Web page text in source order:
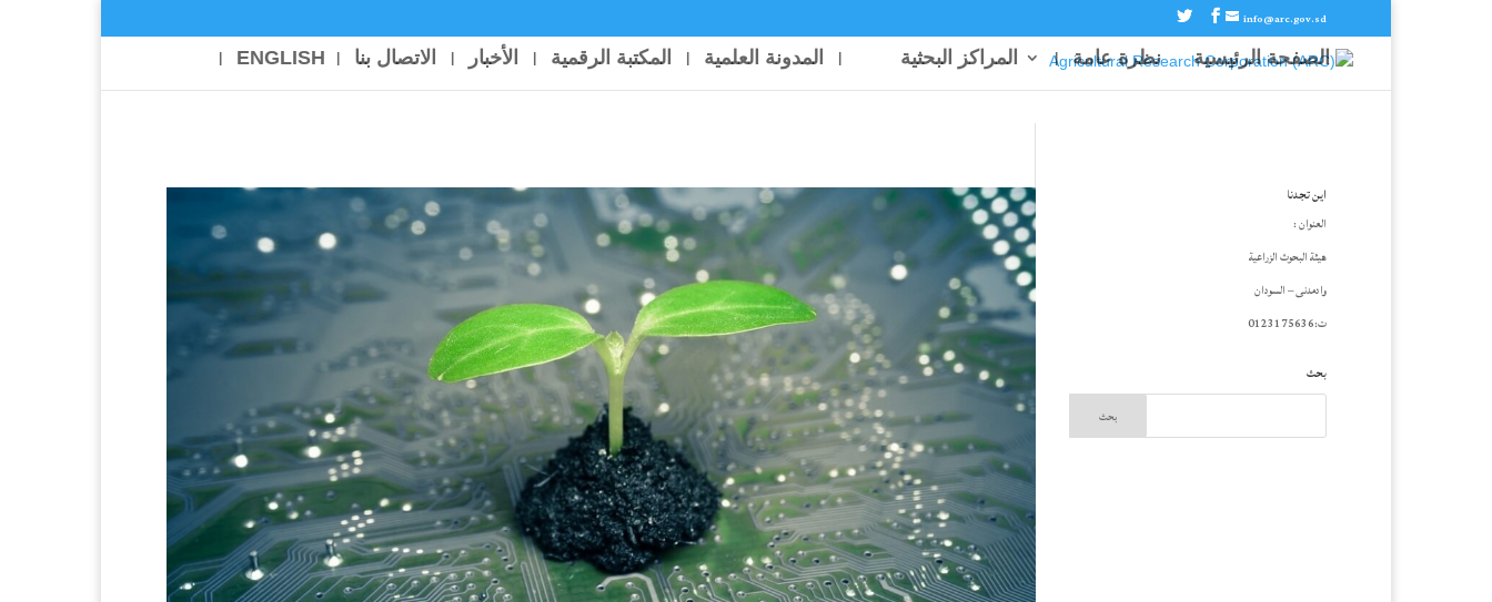
info@arc.gov.sd
الصفحة الرئيسية نظرة عامة المراكز البحثية المدونة العلمية المكتبة الرقمية الأخبار الاتصال بنا ENGLISH
اين تجدنا
العنوان :
هيئة البحوث الزراعية
وادمدنى – السودان
ت:0123175636
بحث